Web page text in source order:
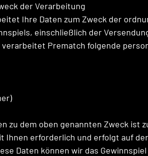
der Verarbeitung
Ihre Daten zum Zweck der
einschließlich der
Prematch folgende
zu dem oben genannten Zweck ist
Ihnen erforderlich und erfolgt auf
Daten können wir das